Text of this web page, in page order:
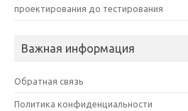
проектирования до тестирования
Важная информация
Обратная связь
Политика конфиденциальности